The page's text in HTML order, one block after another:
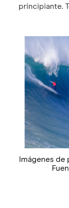
principiante.
Imágenes